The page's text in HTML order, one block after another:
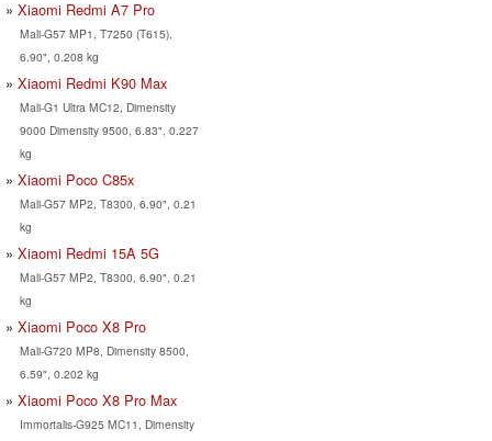
Xiaomi Redmi A7 Pro
Mali-G57 MP1, T7250 (T615),
6.90", 0.208 kg
Xiaomi Redmi K90 Max
Mali-G1 Ultra MC12, Dimensity
9000 Dimensity 9500, 6.83", 0.227
kg
Xiaomi Poco C85x
Mali-G57 MP2, T8300, 6.90", 0.21
kg
Xiaomi Redmi 15A 5G
Mali-G57 MP2, T8300, 6.90", 0.21
kg
Xiaomi Poco X8 Pro
Mali-G720 MP8, Dimensity 8500,
6.59", 0.202 kg
Xiaomi Poco X8 Pro Max
Immortalis-G925 MC11, Dimensity